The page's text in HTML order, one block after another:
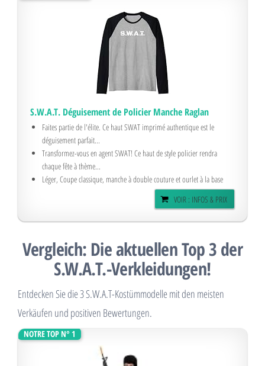
S.W.A.T. Déguisement de Policier Manche Raglan
Faites partie de l'élite. Ce haut SWAT imprimé authentique est le
déguisement parfait...
Transformez-vous en agent SWAT! Ce haut de style policier rendra
chaque fête à thème...
Léger, Coupe classique, manche à double couture et ourlet à la base
VOIR : INFOS & PRIX
Vergleich: Die aktuellen Top 3 der
S.W.A.T.-Verkleidungen!
Entdecken Sie die 3 S.W.A.T-Kostümmodelle mit den meisten
Verkäufen und positiven Bewertungen.
NOTRE TOP N° 1